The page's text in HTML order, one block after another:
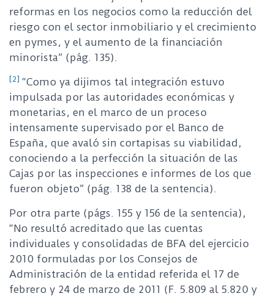
reformas en los negocios como la reducción del
riesgo con el sector inmobiliario y el crecimiento
en pymes, y el aumento de la financiación
minorista” (pág. 135).
[2] “Como ya dijimos tal integración estuvo
impulsada por las autoridades económicas y
monetarias, en el marco de un proceso
intensamente supervisado por el Banco de
España, que avaló sin cortapisas su viabilidad,
conociendo a la perfección la situación de las
Cajas por las inspecciones e informes de los que
fueron objeto” (pág. 138 de la sentencia).
Por otra parte (págs. 155 y 156 de la sentencia),
“No resultó acreditado que las cuentas
individuales y consolidadas de BFA del ejercicio
2010 formuladas por los Consejos de
Administración de la entidad referida el 17 de
febrero y 24 de marzo de 2011 (F. 5.809 al 5.820 y